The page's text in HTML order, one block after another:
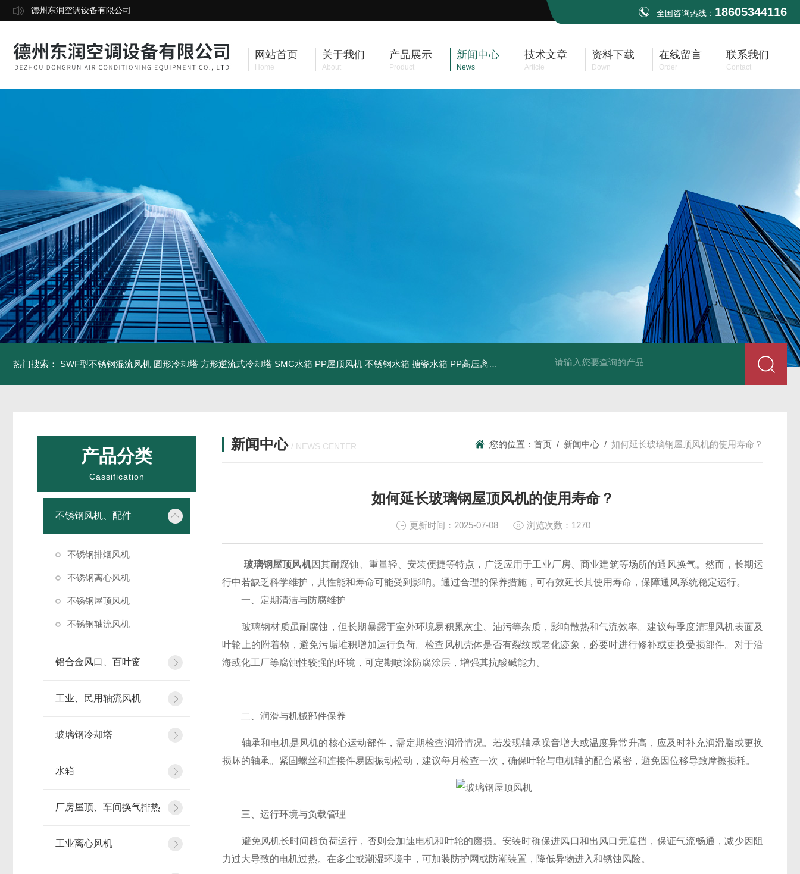
德州东润空调设备有限公司 全国咨询热线： 18605344116
网站首页
Home
关于我们
About
产品展示
Product
新闻中心
News
技术文章
Article
资料下载
Down
在线留言
Order
联系我们
Contact
热门搜索： SWF型不锈钢混流风机 圆形冷却塔 方形逆流式冷却塔 SMC水箱 PP屋顶风机 不锈钢水箱 搪瓷水箱 PP高压离心风机 PP风帽 组合式空调机组 单层百叶
产品分类
Cassification
不锈钢风机、配件
不锈钢排烟风机
不锈钢离心风机
不锈钢屋顶风机
不锈钢轴流风机
铝合金风口、百叶窗
工业、民用轴流风机
玻璃钢冷却塔
水箱
厂房屋顶、车间换气排热
工业离心风机
新闻中心 / NEWS CENTER 您的位置： 首页 / 新闻中心 / 如何延长玻璃钢屋顶风机的使用寿命？
如何延长玻璃钢屋顶风机的使用寿命？
更新时间：2025-07-08 浏览次数：1270
玻璃钢屋顶风机因其耐腐蚀、重量轻、安装便捷等特点，广泛应用于工业厂房、商业建筑等场所的通风换气。然而，长期运
行中若缺乏科学维护，其性能和寿命可能受到影响。通过合理的保养措施，可有效延长其使用寿命，保障通风系统稳定运行。
​​一、定期清洁与防腐维护​​
玻璃钢材质虽耐腐蚀，但长期暴露于室外环境易积累灰尘、油污等杂质，影响散热和气流效率。建议每季度清理风机表面及
叶轮上的附着物，避免污垢堆积增加运行负荷。检查风机壳体是否有裂纹或老化迹象，必要时进行修补或更换受损部件。对于沿
海或化工厂等腐蚀性较强的环境，可定期喷涂防腐涂层，增强其抗酸碱能力。
​​二、润滑与机械部件保养​​
轴承和电机是风机的核心运动部件，需定期检查润滑情况。若发现轴承噪音增大或温度异常升高，应及时补充润滑脂或更换
损坏的轴承。紧固螺丝和连接件易因振动松动，建议每月检查一次，确保叶轮与电机轴的配合紧密，避免因位移导致摩擦损耗。
​​三、运行环境与负载管理​​
避免风机长时间超负荷运行，否则会加速电机和叶轮的磨损。安装时确保进风口和出风口无遮挡，保证气流畅通，减少因阻
力过大导致的电机过热。在多尘或潮湿环境中，可加装防护网或防潮装置，降低异物进入和锈蚀风险。